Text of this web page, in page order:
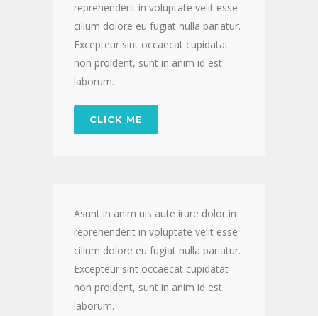
reprehenderit in voluptate velit esse
cillum dolore eu fugiat nulla pariatur.
Excepteur sint occaecat cupidatat
non proident, sunt in anim id est
laborum.
CLICK ME
Asunt in anim uis aute irure dolor in
reprehenderit in voluptate velit esse
cillum dolore eu fugiat nulla pariatur.
Excepteur sint occaecat cupidatat
non proident, sunt in anim id est
laborum.